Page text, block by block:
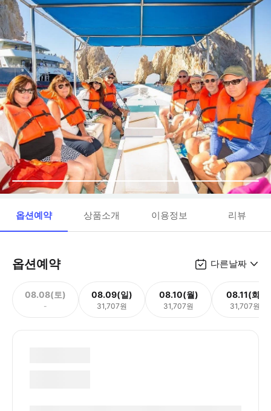
옵션예약 상품소개 이용정보 리뷰
옵션예약 다른날짜
08.08(토)
-
08.09(일)
31,707원
08.10(월)
31,707원
08.11(화)
31,707원